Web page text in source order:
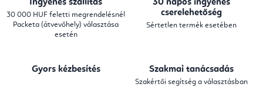
Ingyenes szállítás
30 000 HUF feletti megrendelésnél
Packeta (átvevőhely) választása
esetén
30 napos ingyenes
cserelehetőség
Sértetlen termék esetében
Gyors kézbesítés Szakmai tanácsadás
Szakértői segítség a választásban